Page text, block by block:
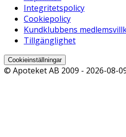
Integritetspolicy
Cookiepolicy
Kundklubbens
Tillgänglighet
Cookieinställningar
© Apoteket AB 2009 - 2026-08-